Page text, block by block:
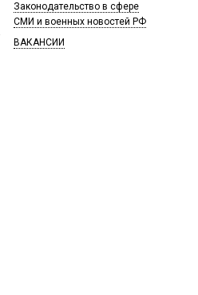
Законодательство в сфере
СМИ и военных новостей РФ
ВАКАНСИИ